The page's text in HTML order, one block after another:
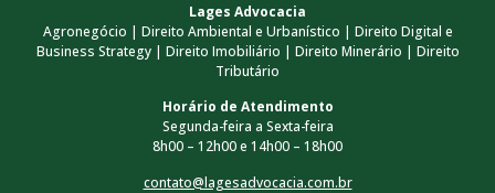
Lages Advocacia
Agronegócio | Direito Ambiental e Urbanístico | Direito Digital e
Business Strategy | Direito Imobiliário | Direito Minerário | Direito
Tributário
Horário de Atendimento
Segunda-feira a Sexta-feira
8h00 – 12h00 e 14h00 – 18h00
contato@lagesadvocacia.com.br